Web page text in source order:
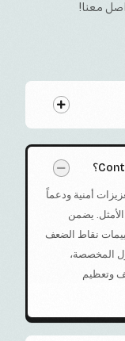
معنا!
أمنية ودعماً
الأمثل. يضمن
نقاط الضعف
المخصصة،
وتعظيم